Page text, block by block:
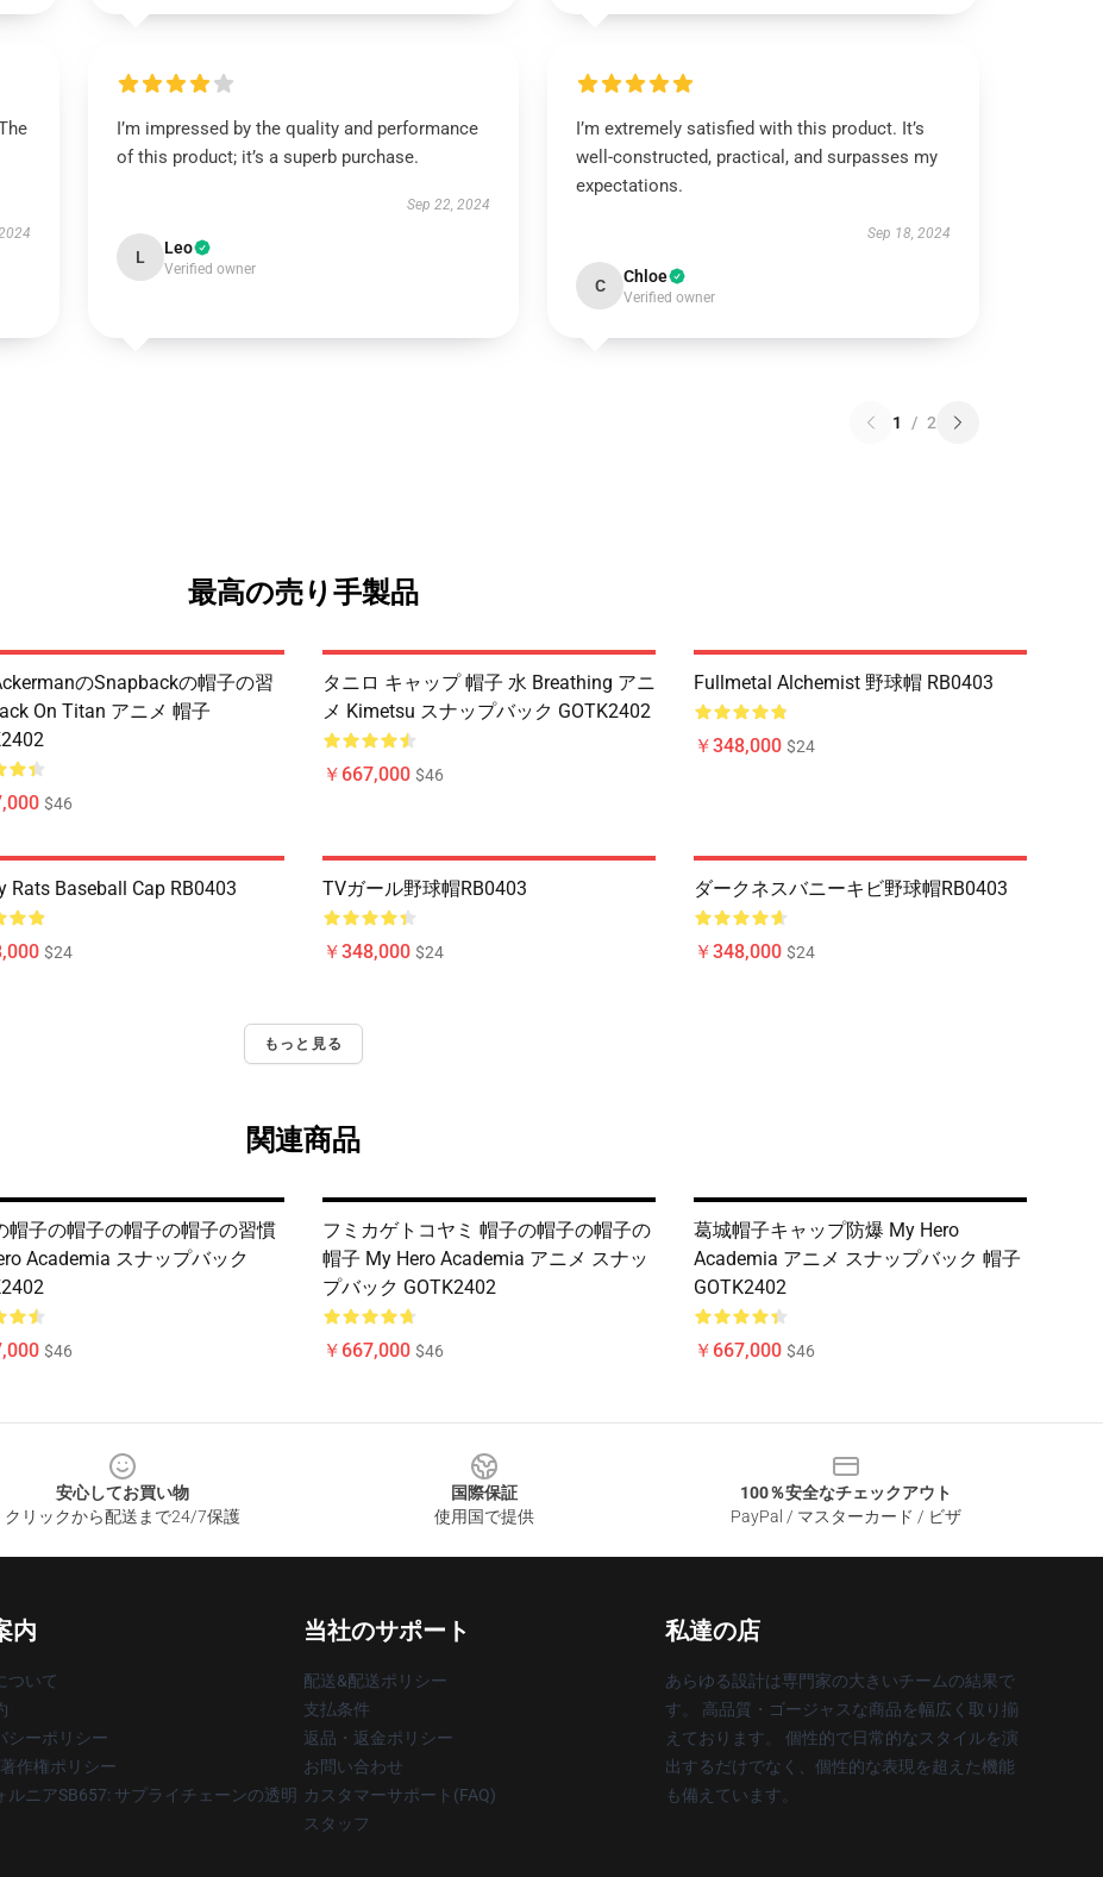
I’m impressed by the quality and performance
of this product; it’s a superb purchase.
Sep 22, 2024
L Leo
Verified owner
I’m extremely satisfied with this product. It’s
well-constructed, practical, and surpasses my
expectations.
Sep 18, 2024
C Chloe
Verified owner
1 / 2
最高の売り手製品
のSnapbackの帽子の習
On Titan アニメ 帽子
$46
タニロ キャップ 帽子 水 Breathing アニ
メ Kimetsu スナップバック GOTK2402
￥667,000 $46
Fullmetal Alchemist 野球帽 RB0403
￥348,000 $24
Rats Baseball Cap RB0403
$24
TVガール野球帽RB0403
￥348,000 $24
ダークネスバニーキビ野球帽RB0403
￥348,000 $24
もっと見る
関連商品
帽子の帽子の帽子の帽子の習慣
Academia スナップバック
$46
フミカゲトコヤミ 帽子の帽子の帽子の
帽子 My Hero Academia アニメ スナッ
プバック GOTK2402
￥667,000 $46
葛城帽子キャップ防爆 My Hero
Academia アニメ スナップバック 帽子
GOTK2402
￥667,000 $46
安心してお買い物
クリックから配送まで24/7保護
国際保証
使用国で提供
100％安全なチェックアウト
PayPal / マスターカード / ビザ
内
ついて
シーポリシー
作権ポリシー
ルニアSB657: サプライチェーンの透明
当社のサポート
配送&配送ポリシー
支払条件
返品・返金ポリシー
お問い合わせ
カスタマーサポート(FAQ)
スタッフ
私達の店
あらゆる設計は専門家の大きいチームの結果で
す。 高品質・ゴージャスな商品を幅広く取り揃
えております。 個性的で日常的なスタイルを演
出するだけでなく、個性的な表現を超えた機能
も備えています。